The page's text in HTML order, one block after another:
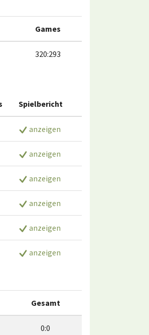
Games
320:293
Spielbericht
anzeigen
anzeigen
anzeigen
anzeigen
anzeigen
anzeigen
Gesamt
0:0